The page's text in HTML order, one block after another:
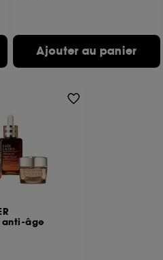
Ajouter au panier
anti-âge
de vos interactions.
:ils nous
sur notre site afin
des paiements en ligne :
lutter notamment contre les
paiement et les
et/ou la fourniture de
du site, tel que les
qui sont utilisés afin de
l’authentification